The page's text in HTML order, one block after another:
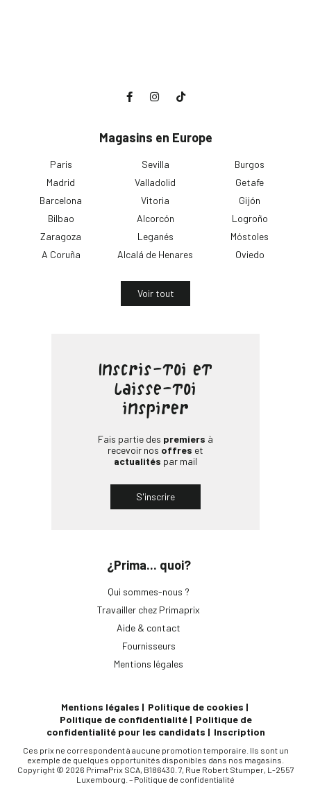
Magasins en Europe
Paris
Madrid
Barcelona
Bilbao
Zaragoza
A Coruña
Sevilla
Valladolid
Vitoria
Alcorcón
Leganés
Alcalá de Henares
Burgos
Getafe
Gijón
Logroño
Móstoles
Oviedo
Voir tout
¿Prima... quoi?
Qui sommes-nous ?
Travailler chez Primaprix
Aide & contact
Fournisseurs
Mentions légales
Inscris-toi et
laisse-toi
inspirer
Fais partie des premiers à
recevoir nos offres et
actualités par mail
S'inscrire
Mentions légales
Politique de cookies
Politique de confidentialité
Politique de
confidentialité pour les candidats
Inscription
Ces prix ne correspondent à aucune promotion temporaire. Ils sont un
exemple de quelques opportunités disponibles dans nos magasins.
Copyright © 2026 PrimaPrix SCA, B186430. 7, Rue Robert Stumper, L-2557
Luxembourg. – Politique de confidentialité